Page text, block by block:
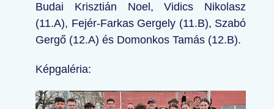
Budai Krisztián Noel, Vidics Nikolasz
(11.A), Fejér-Farkas Gergely (11.B), Szabó
Gergő (12.A) és Domonkos Tamás (12.B).
Képgaléria: